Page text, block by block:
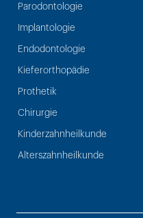
Parodontologie
Implantologie
Endodontologie
Kieferorthopädie
Prothetik
Chirurgie
Kinderzahnheilkunde
Alterszahnheilkunde